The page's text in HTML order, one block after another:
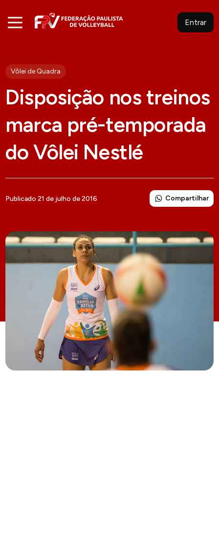
Entrar
Vôlei de Quadra
Disposição nos treinos
marca pré-temporada
do Vôlei Nestlé
Publicado 21 de julho de 2016 Compartilhar